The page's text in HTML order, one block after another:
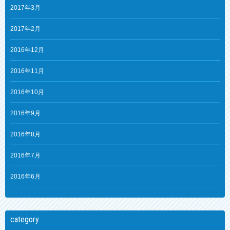
2017年3月
2017年2月
2016年12月
2016年11月
2016年10月
2016年9月
2016年8月
2016年7月
2016年6月
category